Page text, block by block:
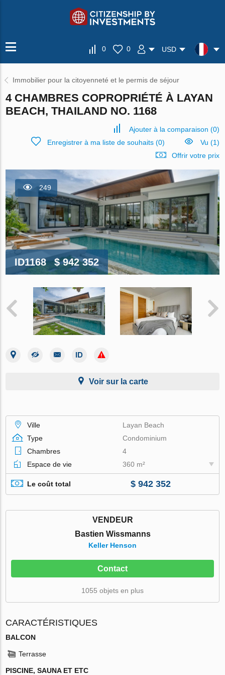
0 0 USD
Immobilier pour la citoyenneté et le permis de séjour
4 CHAMBRES COPROPRIÉTÉ À LAYAN
BEACH, THAILAND NO. 1168
Ajouter à la comparaison (0)
Enregistrer à ma liste de souhaits(0)
Vu (1)
Offrir votre prix
249
ID1168 $ 942 352
Voir sur la carte
Ville
Layan Beach
Type
Condominium
Chambres
4
Espace de vie
360 m²
Le coût total $ 942 352
VENDEUR
Bastien Wissmanns
Keller Henson
Contact
1055 objets en plus
CARACTÉRISTIQUES
BALCON
Terrasse
PISCINE, SAUNA ET ETC